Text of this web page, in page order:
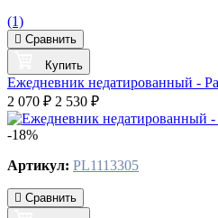
(1)
Сравнить
Купить
Ежедневник недатированный -
2 070 ₽ 2 530 ₽
-18%
Артикул: PL1113305
Сравнить